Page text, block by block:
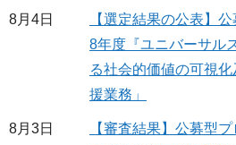
8月4日
【選定結果の公表】
8年度『ユニバーサル
る社会的価値の可視
援業務」
8月3日
【審査結果】公募型